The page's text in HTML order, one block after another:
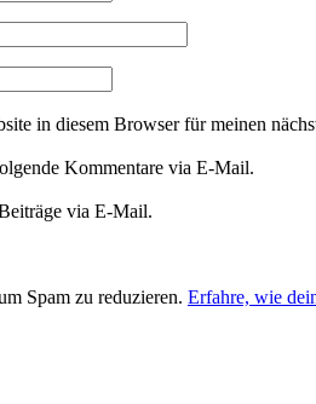
in diesem Browser für meinen
Kommentare via E-Mail.
via E-Mail.
Spam zu reduzieren. Erfahre, wie